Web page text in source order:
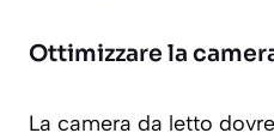
Ottimizzare la
La camera da letto